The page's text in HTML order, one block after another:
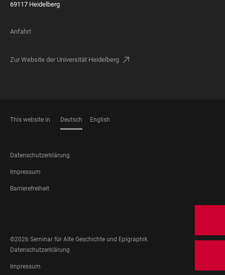
69117 Heidelberg
Anfahrt
Zur Website der Universität Heidelberg
This website in Deutsch English
FOOTER
LEGAL
Datenschutzerklärung
Impressum
Barrierefreiheit
MEDIA
©2026 Seminar für Alte Geschichte und Epigraphik
FOOTER
LEGAL
Datenschutzerklärung
Impressum